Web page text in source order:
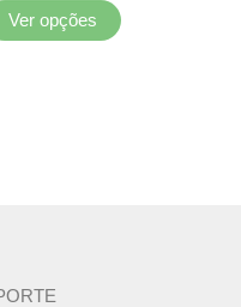
Ver opções
página